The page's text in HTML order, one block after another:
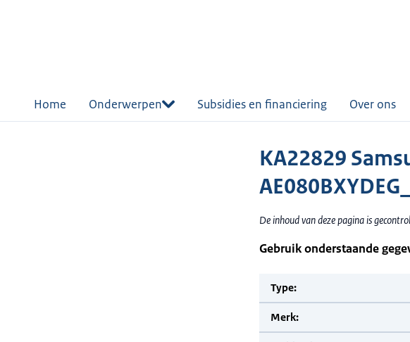
Home Onderwerpen Subsidies en financiering Over ons
KA22829
De inhoud van deze pagina is
Gebruik onderstaande
Type:
Merk: